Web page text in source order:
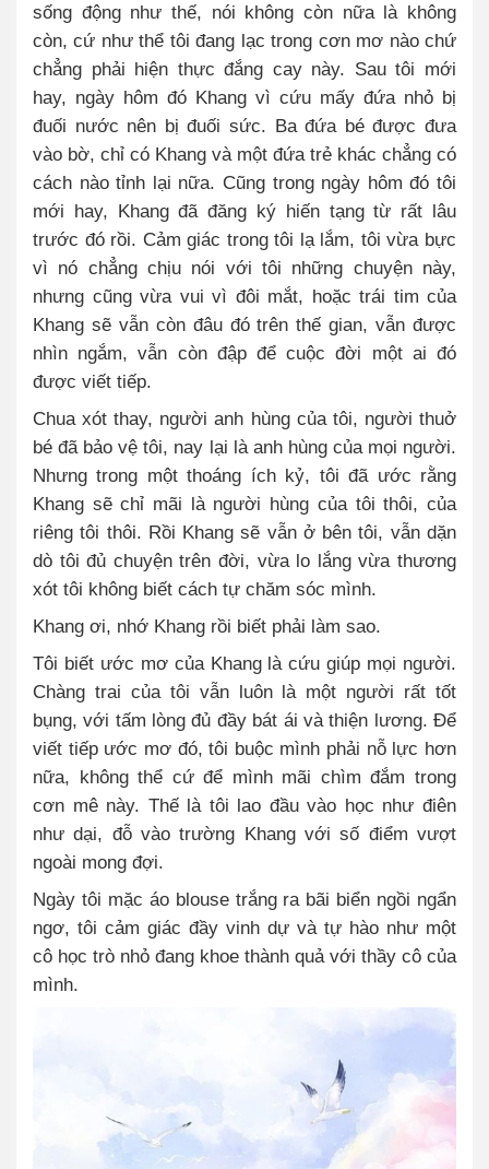
sống động như thế, nói không còn nữa là không
còn, cứ như thể tôi đang lạc trong cơn mơ nào chứ
chẳng phải hiện thực đắng cay này. Sau tôi mới
hay, ngày hôm đó Khang vì cứu mấy đứa nhỏ bị
đuối nước nên bị đuối sức. Ba đứa bé được đưa
vào bờ, chỉ có Khang và một đứa trẻ khác chẳng có
cách nào tỉnh lại nữa. Cũng trong ngày hôm đó tôi
mới hay, Khang đã đăng ký hiến tạng từ rất lâu
trước đó rồi. Cảm giác trong tôi lạ lắm, tôi vừa bực
vì nó chẳng chịu nói với tôi những chuyện này,
nhưng cũng vừa vui vì đôi mắt, hoặc trái tim của
Khang sẽ vẫn còn đâu đó trên thế gian, vẫn được
nhìn ngắm, vẫn còn đập để cuộc đời một ai đó
được viết tiếp.
Chua xót thay, người anh hùng của tôi, người thuở
bé đã bảo vệ tôi, nay lại là anh hùng của mọi người.
Nhưng trong một thoáng ích kỷ, tôi đã ước rằng
Khang sẽ chỉ mãi là người hùng của tôi thôi, của
riêng tôi thôi. Rồi Khang sẽ vẫn ở bên tôi, vẫn dặn
dò tôi đủ chuyện trên đời, vừa lo lắng vừa thương
xót tôi không biết cách tự chăm sóc mình.
Khang ơi, nhớ Khang rồi biết phải làm sao.
Tôi biết ước mơ của Khang là cứu giúp mọi người.
Chàng trai của tôi vẫn luôn là một người rất tốt
bụng, với tấm lòng đủ đầy bát ái và thiện lương. Để
viết tiếp ước mơ đó, tôi buộc mình phải nỗ lực hơn
nữa, không thể cứ để mình mãi chìm đắm trong
cơn mê này. Thế là tôi lao đầu vào học như điên
như dại, đỗ vào trường Khang với số điểm vượt
ngoài mong đợi.
Ngày tôi mặc áo blouse trắng ra bãi biển ngồi ngẩn
ngơ, tôi cảm giác đầy vinh dự và tự hào như một
cô học trò nhỏ đang khoe thành quả với thầy cô của
mình.